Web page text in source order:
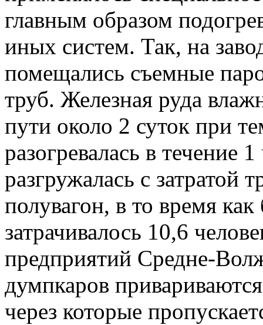
главным образом
иных систем. Так, на
помещались съемные
труб. Железная руда
пути около 2 суток при
разогревалась в течение
разгружалась с затратой
полувагон, в то время как
затрачивалось 10,6
предприятий Средне-
думпкаров
через которые